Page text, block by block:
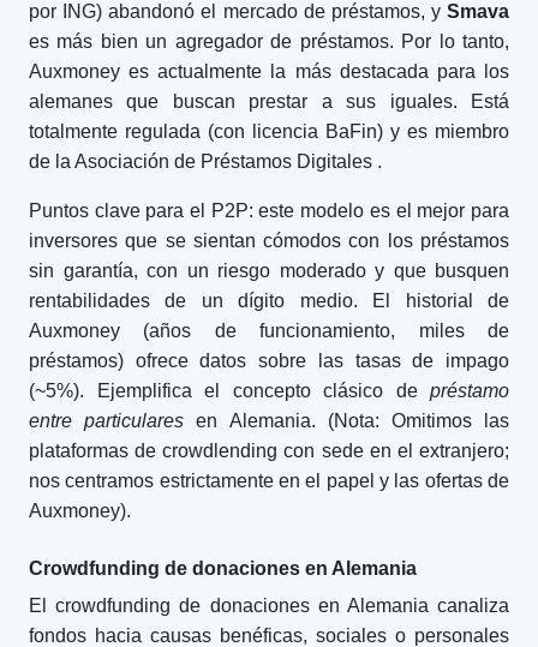
por ING) abandonó el mercado de préstamos, y Smava
es más bien un agregador de préstamos. Por lo tanto,
Auxmoney es actualmente la más destacada para los
alemanes que buscan prestar a sus iguales. Está
totalmente regulada (con licencia BaFin) y es miembro
de la Asociación de Préstamos Digitales .
Puntos clave para el P2P: este modelo es el mejor para
inversores que se sientan cómodos con los préstamos
sin garantía, con un riesgo moderado y que busquen
rentabilidades de un dígito medio. El historial de
Auxmoney (años de funcionamiento, miles de
préstamos) ofrece datos sobre las tasas de impago
(~5%). Ejemplifica el concepto clásico de préstamo
entre particulares en Alemania. (Nota: Omitimos las
plataformas de crowdlending con sede en el extranjero;
nos centramos estrictamente en el papel y las ofertas de
Auxmoney).
Crowdfunding de donaciones en Alemania
El crowdfunding de donaciones en Alemania canaliza
fondos hacia causas benéficas, sociales o personales